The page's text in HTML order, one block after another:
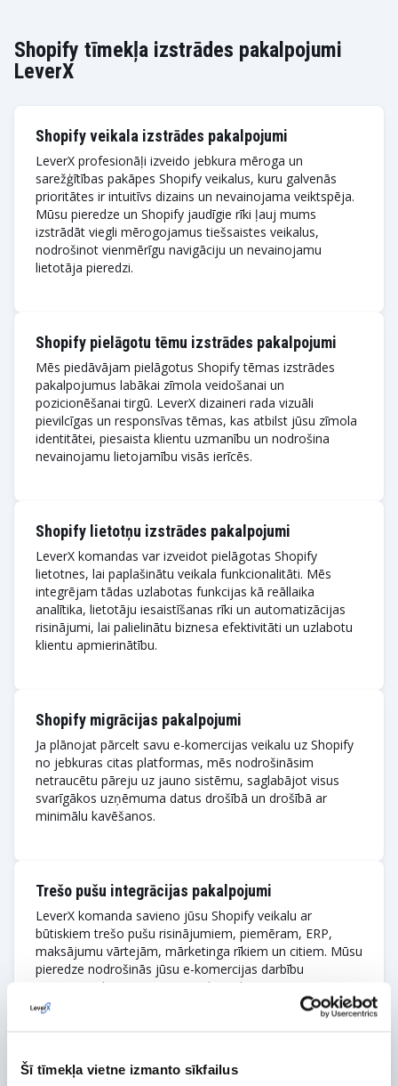
Šī tīmekļa vietne izmanto sīkfailus
Shopify tīmekļa izstrādes pakalpojumi
LeverX
Shopify veikala izstrādes pakalpojumi
LeverX profesionāļi izveido jebkura mēroga un
sarežģītības pakāpes Shopify veikalus, kuru galvenās
prioritātes ir intuitīvs dizains un nevainojama veiktspēja.
Mūsu pieredze un Shopify jaudīgie rīki ļauj mums
izstrādāt viegli mērogojamus tiešsaistes veikalus,
nodrošinot vienmērīgu navigāciju un nevainojamu
lietotāja pieredzi.
Shopify pielāgotu tēmu izstrādes pakalpojumi
Mēs piedāvājam pielāgotus Shopify tēmas izstrādes
pakalpojumus labākai zīmola veidošanai un
pozicionēšanai tirgū. LeverX dizaineri rada vizuāli
pievilcīgas un responsīvas tēmas, kas atbilst jūsu zīmola
identitātei, piesaista klientu uzmanību un nodrošina
nevainojamu lietojamību visās ierīcēs.
Shopify lietotņu izstrādes pakalpojumi
LeverX komandas var izveidot pielāgotas Shopify
lietotnes, lai paplašinātu veikala funkcionalitāti. Mēs
integrējam tādas uzlabotas funkcijas kā reāllaika
analītika, lietotāju iesaistīšanas rīki un automatizācijas
risinājumi, lai palielinātu biznesa efektivitāti un uzlabotu
klientu apmierinātību.
Shopify migrācijas pakalpojumi
Ja plānojat pārcelt savu e-komercijas veikalu uz Shopify
no jebkuras citas platformas, mēs nodrošināsim
netraucētu pāreju uz jauno sistēmu, saglabājot visus
svarīgākos uzņēmuma datus drošībā un drošībā ar
minimālu kavēšanos.
Trešo pušu integrācijas pakalpojumi
LeverX komanda savieno jūsu Shopify veikalu ar
būtiskiem trešo pušu risinājumiem, piemēram, ERP,
maksājumu vārtejām, mārketinga rīkiem un citiem. Mūsu
pieredze nodrošinās jūsu e-komercijas darbību
savietojamību un netraucētu datu plūsmu starp
platformām.
Uzturēšanas un atbalsta pakalpojumi